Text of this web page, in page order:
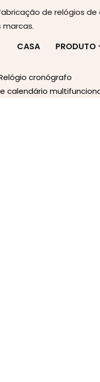
de relógios
CASA PRODUTO
cronógrafo
calendário